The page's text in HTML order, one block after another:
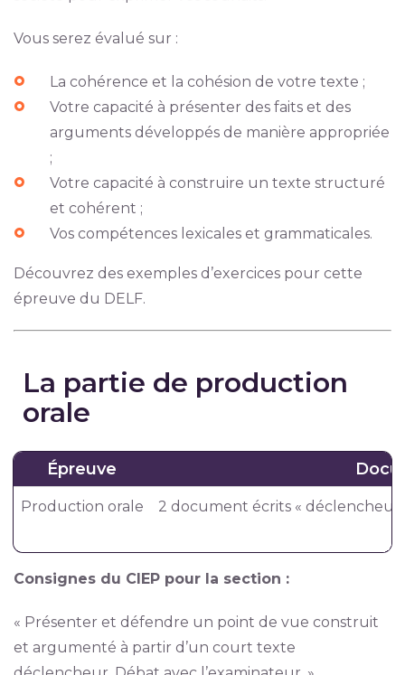
Vous serez évalué sur :
La cohérence et la cohésion de votre texte ;
Votre capacité à présenter des faits et des
arguments développés de manière appropriée
;
Votre capacité à construire un texte structuré
et cohérent ;
Vos compétences lexicales et grammaticales.
Découvrez des exemples d’exercices pour cette
épreuve du DELF.
La partie de production
orale
Épreuve
Production orale 2 document écrits «
Consignes du CIEP pour la section :
« Présenter et défendre un point de vue construit
et argumenté à partir d’un court texte